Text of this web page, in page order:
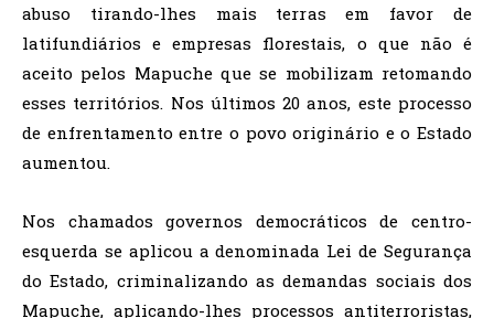
abuso tirando-lhes mais terras em favor de
latifundiários e empresas florestais, o que não é
aceito pelos Mapuche que se mobilizam retomando
esses territórios. Nos últimos 20 anos, este processo
de enfrentamento entre o povo originário e o Estado
aumentou.
Nos chamados governos democráticos de centro-
esquerda se aplicou a denominada Lei de Segurança
do Estado, criminalizando as demandas sociais dos
Mapuche, aplicando-lhes processos antiterroristas,